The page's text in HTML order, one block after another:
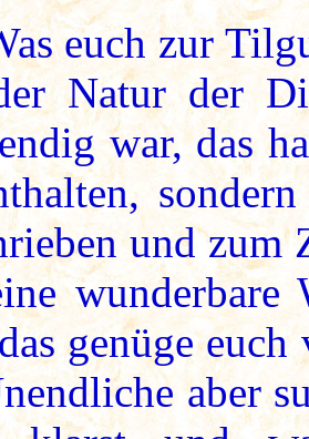
euch zur
Natur der
war, das
und zum
wunderbare
genüge
aber